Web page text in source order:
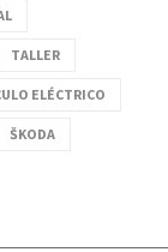
TALLER
ELÉCTRICO
ŠKODA